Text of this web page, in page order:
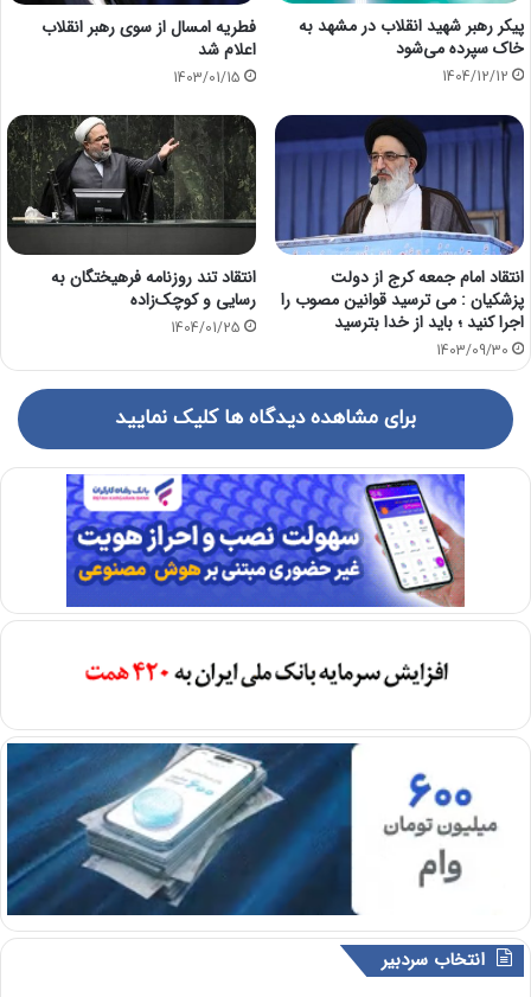
پیکر رهبر شهید انقلاب در مشهد به
خاک سپرده می‌شود
1404/12/12
فطریه امسال از سوی رهبر انقلاب
اعلام شد
1403/01/15
انتقاد امام جمعه کرج از دولت
پزشکیان : می ترسید قوانین مصوب را
اجرا کنید ؛ باید از خدا بترسید
1403/09/30
انتقاد تند روزنامه فرهیختگان به
رسایی و کوچک‌زاده
1404/01/25
برای مشاهده دیدگاه ها کلیک نمایید
انتخاب سردبیر